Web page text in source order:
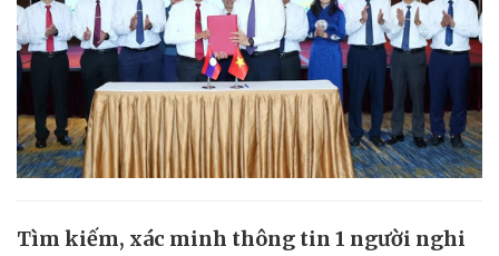
Tìm kiếm, xác minh thông tin 1 người nghi